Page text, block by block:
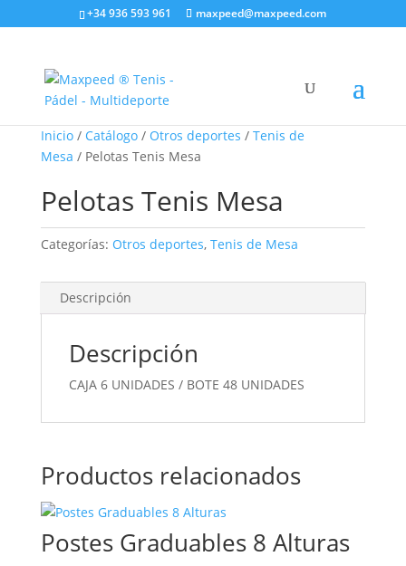
+34 936 593 961 maxpeed@maxpeed.com
Inicio/ Catálogo/ Otros deportes / Tenis de
Mesa / Pelotas Tenis Mesa
Pelotas Tenis Mesa
Categorías: Otros deportes, Tenis de Mesa
Descripción
Descripción
CAJA 6 UNIDADES / BOTE 48 UNIDADES
Productos relacionados
Postes Graduables 8 Alturas